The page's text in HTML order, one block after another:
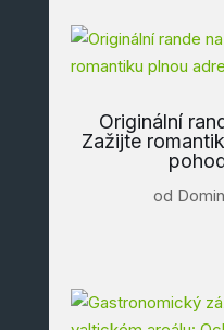
Originální
Zažijte
od